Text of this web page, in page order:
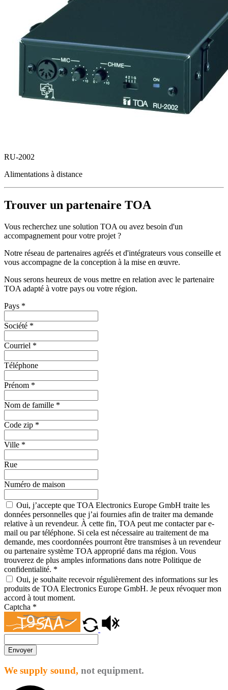
RU-2002
Alimentations à distance
Trouver un partenaire TOA
Vous recherchez une solution TOA ou avez besoin d'un
accompagnement pour votre projet ?
Notre réseau de partenaires agréés et d'intégrateurs vous conseille et
vous accompagne de la conception à la mise en œuvre.
Nous serons heureux de vous mettre en relation avec le partenaire
TOA adapté à votre pays ou votre région.
Pays *
Société *
Courriel *
Téléphone
Prénom *
Nom de famille *
Code zip *
Ville *
Rue
Numéro de maison
Oui, j’accepte que TOA Electronics Europe GmbH traite les
données personnelles que j’ai fournies afin de traiter ma demande
relative à un revendeur. À cette fin, TOA peut me contacter par e-
mail ou par téléphone. Si cela est nécessaire au traitement de ma
demande, mes coordonnées pourront être transmises à un revendeur
ou partenaire système TOA approprié dans ma région. Vous
trouverez de plus amples informations dans notre Politique de
confidentialité. *
Oui, je souhaite recevoir régulièrement des informations sur les
produits de TOA Electronics Europe GmbH. Je peux révoquer mon
accord à tout moment.
Captcha *
Envoyer
We supply sound, not equipment.